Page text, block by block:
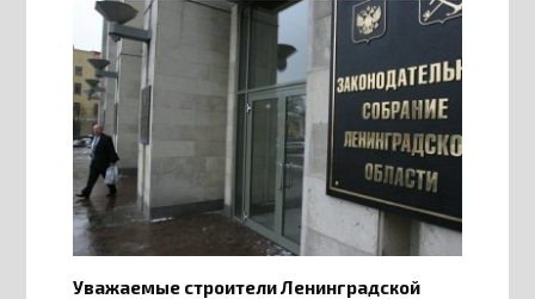
Уважаемые строители Ленинградской